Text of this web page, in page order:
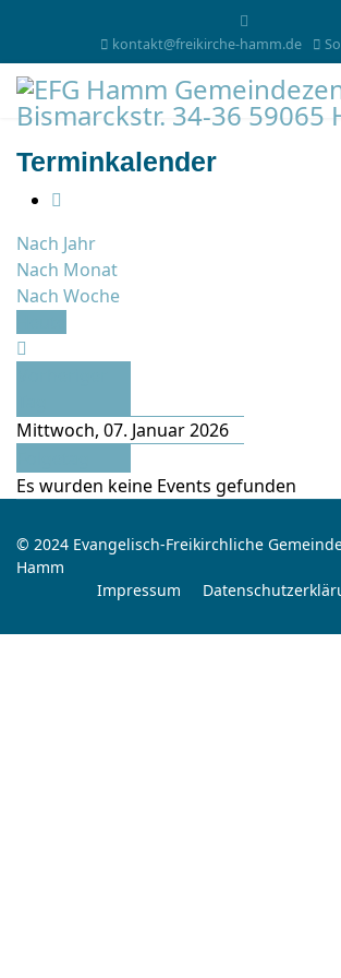
kontakt@freikirche-hamm.de
Terminkalender
Nach Jahr
Nach Monat
Nach Woche
Mittwoch, 07. Januar 2026
Es wurden keine Events gefunden
© 2024 Evangelisch-Freikirchliche
Hamm
Impressum